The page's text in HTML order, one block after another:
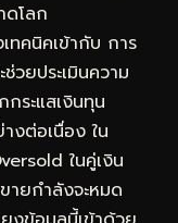
ดโลก
คนิคเข้ากับ การ
ช่วยประเมินความ
ระแสเงินทุน
งต่อเนื่อง ใน
ในคู่เงิน
ยกำลังจะหมด